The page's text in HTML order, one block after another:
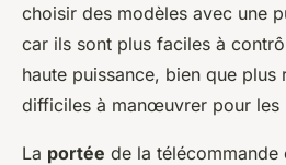
choisir des modèles avec une
car ils sont plus faciles à
haute puissance, bien que plus
difficiles à manœuvrer pour les
La portée de la télécommande